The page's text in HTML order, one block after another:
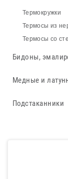
Термокружки
Термосы из
Термосы со
Бидоны,
Медные и
Подстаканники